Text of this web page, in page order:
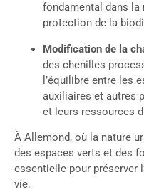
fondamental dans la
protection de la
Modification de la
des chenilles
l’équilibre entre les
auxiliaires et autres
et leurs ressources
À Allemond, où la nature
des espaces verts et des
essentielle pour préserver
vie.